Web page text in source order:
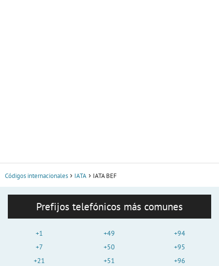
Códigos internacionales IATA IATA BEF
Prefijos telefónicos más comunes
+1
+7
+21
+49
+50
+51
+94
+95
+96